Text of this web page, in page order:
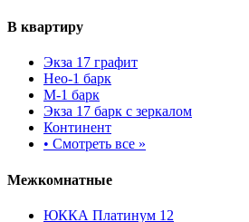
В квартиру
Экза 17 графит
Нео-1 барк
М-1 барк
Экза 17 барк с зеркалом
Континент
• Смотреть все »
Межкомнатные
ЮККА Платинум 12